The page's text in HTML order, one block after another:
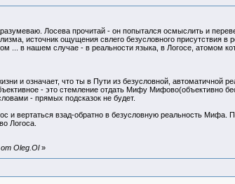
Лосева прочитай - он попытался осмыслить и
источник ощущения свлего безусловного присутствия
... в нашем случае - в реальности языка, в Логосе, атомом
и означает, что ты в Пути из безусловной, автоматичной
- это стемление отдать Мифу Мифово(объективно
- прямых подсказок не будет.
и вертаться взад-обратно в безусловную реальность
Логоса.
Oleg.Ol»